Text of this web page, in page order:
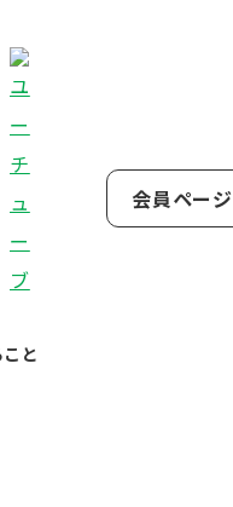
と
会員ページ